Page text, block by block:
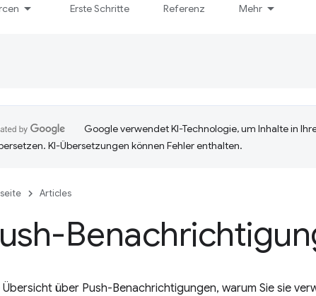
Erste Schritte Referenz Mehr
Google verwendet KI-Technologie, um Inhalte in
KI-Übersetzungen können Fehler enthalten.
Articles
Übersicht über Push-Benachrichtigungen, warum Sie sie